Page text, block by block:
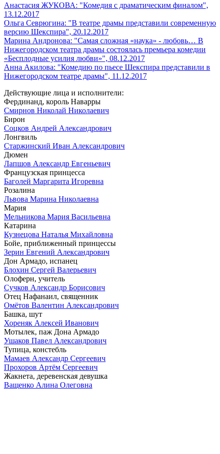
Анастасия ЖУКОВА: "Комедия с драматическим финалом",
13.12.2017
Ольга Севрюгина: "В театре драмы представили современную
версию Шекспира", 20.12.2017
Марина Андронова: "Самая сложная «наука» - любовь… В
Нижегородском театра драмы состоялась премьера комедии
«Бесплодные усилия любви»", 08.12.2017
Анна Акилова: "Комедию по пьесе Шекспира представили в
Нижегородском театре драмы", 11.12.2017
Действующие лица и исполнители:
Фердинанд, король Наварры
Смирнов Николай Николаевич
Бирон
Соцков Андрей Александрович
Лонгвиль
Старжинский Иван Александрович
Дюмен
Лапшов Александр Евгеньевич
Французская принцесса
Баголей Маргарита Игоревна
Розалина
Львова Марина Николаевна
Мария
Мельникова Мария Васильевна
Катарина
Кузнецова Наталья Михайловна
Бойе, приближенный принцессы
Зерин Евгений Александрович
Дон Армадо, испанец
Блохин Сергей Валерьевич
Олоферн, учитель
Сучков Александр Борисович
Отец Нафанаил, священник
Омётов Валентин Александрович
Башка, шут
Хореняк Алексей Иванович
Мотылек, паж Дона Армадо
Ушаков Павел Александрович
Тупица, констебль
Мамаев Александр Сергеевич
Прохоров Артём Сергеевич
Жакнета, деревенская девушка
Ващенко Алина Олеговна